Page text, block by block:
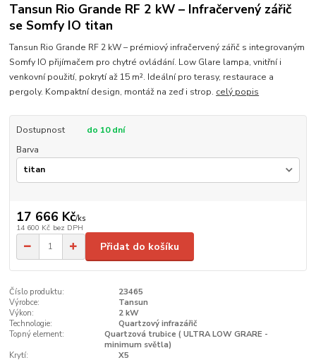
Tansun Rio Grande RF 2 kW – Infračervený zářič
se Somfy IO titan
Tansun Rio Grande RF 2 kW – prémiový infračervený zářič s integrovaným
Somfy IO přijímačem pro chytré ovládání. Low Glare lampa, vnitřní i
venkovní použití, pokrytí až 15 m². Ideální pro terasy, restaurace a
pergoly. Kompaktní design, montáž na zeď i strop. celý popis
Dostupnost
do 10 dní
Barva
17 666 Kč/ks
14 600 Kč bez DPH
Přidat do košíku
Číslo produktu:
23465
Výrobce:
Tansun
Výkon:
2 kW
Technologie:
Quartzový infrazářič
Topný element:
Quartzová trubice ( ULTRA LOW GRARE -
minimum světla)
Krytí:
X5